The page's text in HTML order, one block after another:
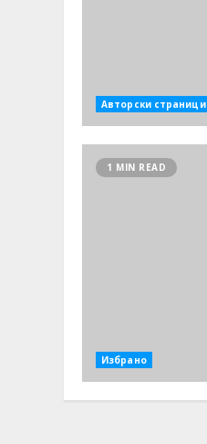
Авторски страници
1 MIN READ
Избрано